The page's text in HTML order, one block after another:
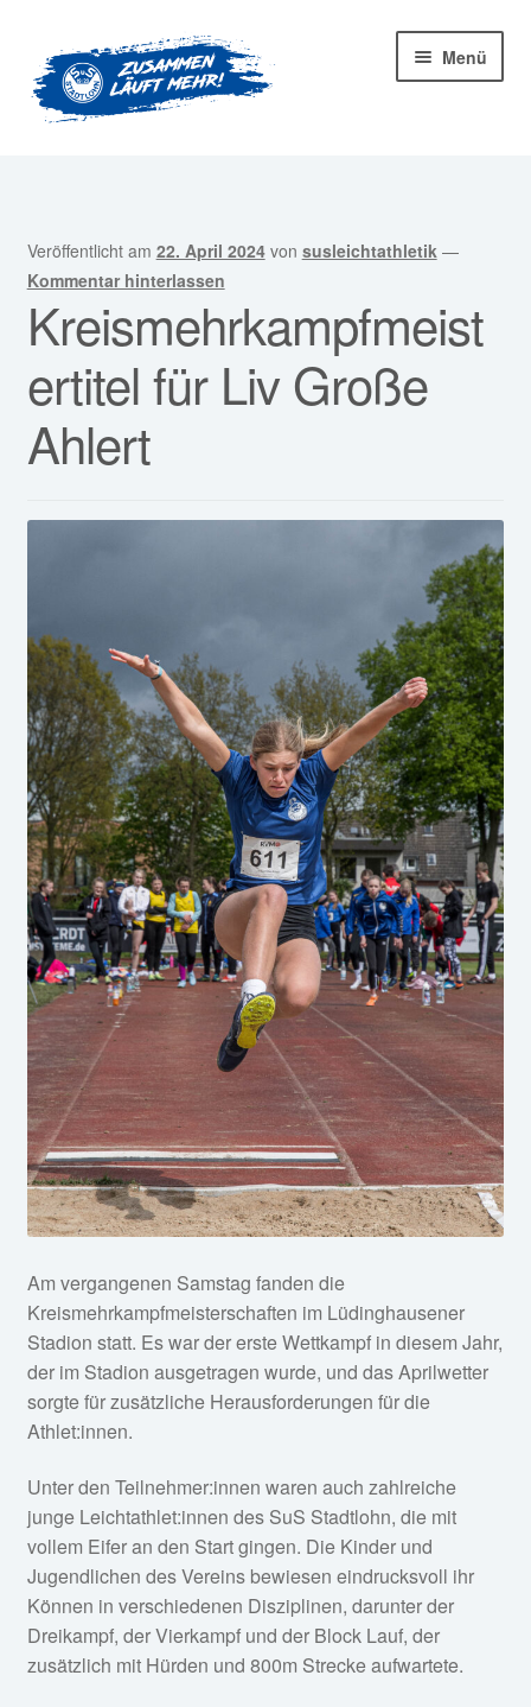
Navigation
springen
Zum
Inhalt
springen
Menü
Unser Verein
Abteilungen
Kurse
Sponsoren
öffnen
Veröffentlicht am 22. April 2024 von susleichtathletik —
Kommentar hinterlassen
Kreismehrkampfmeist
ertitel für Liv Große
Ahlert
Am vergangenen Samstag fanden die
Kreismehrkampfmeisterschaften im Lüdinghausener
Stadion statt. Es war der erste Wettkampf in diesem Jahr,
der im Stadion ausgetragen wurde, und das Aprilwetter
sorgte für zusätzliche Herausforderungen für die
Athlet:innen.
Unter den Teilnehmer:innen waren auch zahlreiche
junge Leichtathlet:innen des SuS Stadtlohn, die mit
vollem Eifer an den Start gingen. Die Kinder und
Jugendlichen des Vereins bewiesen eindrucksvoll ihr
Können in verschiedenen Disziplinen, darunter der
Dreikampf, der Vierkampf und der Block Lauf, der
zusätzlich mit Hürden und 800m Strecke aufwartete.